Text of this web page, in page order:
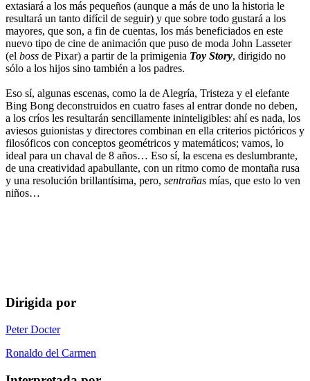
extasiará a los más pequeños (aunque a más de uno la historia le
resultará un tanto difícil de seguir) y que sobre todo gustará a los
mayores, que son, a fin de cuentas, los más beneficiados en este
nuevo tipo de cine de animación que puso de moda John Lasseter
(el boss de Pixar) a partir de la primigenia Toy Story, dirigido no
sólo a los hijos sino también a los padres.
Eso sí, algunas escenas, como la de Alegría, Tristeza y el elefante
Bing Bong deconstruidos en cuatro fases al entrar donde no deben,
a los críos les resultarán sencillamente ininteligibles: ahí es nada, los
aviesos guionistas y directores combinan en ella criterios pictóricos y
filosóficos con conceptos geométricos y matemáticos; vamos, lo
ideal para un chaval de 8 años… Eso sí, la escena es deslumbrante,
de una creatividad apabullante, con un ritmo como de montaña rusa
y una resolución brillantísima, pero, sentrañas mías, que esto lo ven
niños…
Dirigida por
Peter Docter
Ronaldo del Carmen